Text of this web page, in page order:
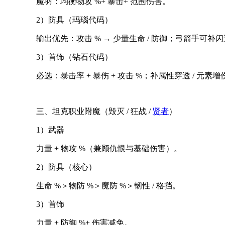
2）防具（玛瑙代码）
输出优先：攻击 % → 少量生命 / 防御；弓箭手可补闪
3）首饰（钻石代码）
必选：暴击率 + 暴伤 + 攻击 %；补属性穿透 / 元素增
三、坦克职业附魔（毁灭 / 狂战 / 贤者）
1）武器
力量 + 物攻 %（兼顾仇恨与基础伤害）。
2）防具（核心）
生命 %＞物防 %＞魔防 %＞韧性 / 格挡。
3）首饰
力量 + 防御 %+ 伤害减免。